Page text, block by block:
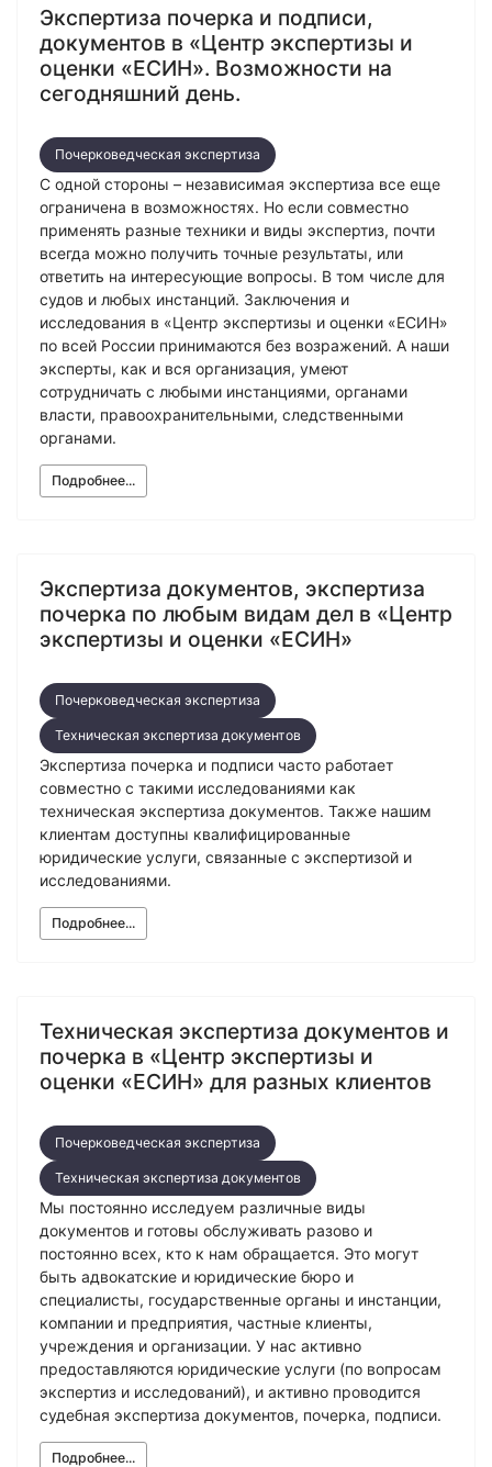
Экспертиза почерка и подписи,
документов в «Центр экспертизы и
оценки «ЕСИН». Возможности на
сегодняшний день.
Почерковедческая экспертиза
С одной стороны – независимая экспертиза все еще
ограничена в возможностях. Но если совместно
применять разные техники и виды экспертиз, почти
всегда можно получить точные результаты, или
ответить на интересующие вопросы. В том числе для
судов и любых инстанций. Заключения и
исследования в «Центр экспертизы и оценки «ЕСИН»
по всей России принимаются без возражений. А наши
эксперты, как и вся организация, умеют
сотрудничать с любыми инстанциями, органами
власти, правоохранительными, следственными
органами.
Подробнее...
Экспертиза документов, экспертиза
почерка по любым видам дел в «Центр
экспертизы и оценки «ЕСИН»
Почерковедческая экспертиза
Техническая экспертиза документов
Экспертиза почерка и подписи часто работает
совместно с такими исследованиями как
техническая экспертиза документов. Также нашим
клиентам доступны квалифицированные
юридические услуги, связанные с экспертизой и
исследованиями.
Подробнее...
Техническая экспертиза документов и
почерка в «Центр экспертизы и
оценки «ЕСИН» для разных клиентов
Почерковедческая экспертиза
Техническая экспертиза документов
Мы постоянно исследуем различные виды
документов и готовы обслуживать разово и
постоянно всех, кто к нам обращается. Это могут
быть адвокатские и юридические бюро и
специалисты, государственные органы и инстанции,
компании и предприятия, частные клиенты,
учреждения и организации. У нас активно
предоставляются юридические услуги (по вопросам
экспертиз и исследований), и активно проводится
судебная экспертиза документов, почерка, подписи.
Подробнее...